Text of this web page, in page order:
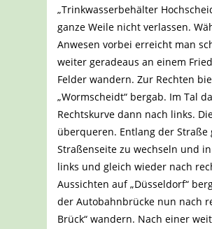
„Trinkwasserbehälter
ganze Weile nicht verlassen.
Anwesen vorbei erreicht man
weiter geradeaus an einem
Felder wandern. Zur Rechten
„Wormscheidt“ bergab. Im Tal
Rechtskurve dann nach links.
überqueren. Entlang der
Straßenseite zu wechseln und
links und gleich wieder nach
Aussichten auf „Düsseldorf“
der Autobahnbrücke nun nach
Brück“ wandern. Nach einer